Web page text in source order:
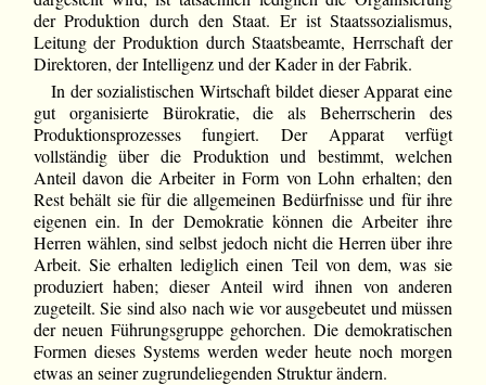
der Produktion durch den Staat. Er ist Staatssozialismus,
Leitung der Produktion durch Staatsbeamte, Herrschaft der
Direktoren, der Intelligenz und der Kader in der Fabrik.
In der sozialistischen Wirtschaft bildet dieser Apparat eine
gut organisierte Bürokratie, die als Beherrscherin des
Produktionsprozesses fungiert. Der Apparat verfügt
vollständig über die Produktion und bestimmt, welchen
Anteil davon die Arbeiter in Form von Lohn erhalten; den
Rest behält sie für die allgemeinen Bedürfnisse und für ihre
eigenen ein. In der Demokratie können die Arbeiter ihre
Herren wählen, sind selbst jedoch nicht die Herren über ihre
Arbeit. Sie erhalten lediglich einen Teil von dem, was sie
produziert haben; dieser Anteil wird ihnen von anderen
zugeteilt. Sie sind also nach wie vor ausgebeutet und müssen
der neuen Führungsgruppe gehorchen. Die demokratischen
Formen dieses Systems werden weder heute noch morgen
etwas an seiner zugrundeliegenden Struktur ändern.